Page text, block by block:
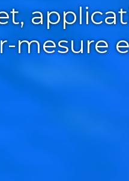
mesure